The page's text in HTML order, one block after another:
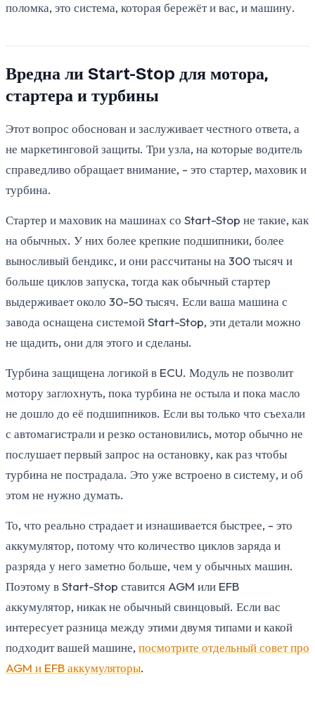
поломка, это система, которая бережёт и вас, и машину.
Вредна ли Start-Stop для мотора,
стартера и турбины
Этот вопрос обоснован и заслуживает честного ответа, а
не маркетинговой защиты. Три узла, на которые водитель
справедливо обращает внимание, - это стартер, маховик и
турбина.
Стартер и маховик на машинах со Start-Stop не такие, как
на обычных. У них более крепкие подшипники, более
выносливый бендикс, и они рассчитаны на 300 тысяч и
больше циклов запуска, тогда как обычный стартер
выдерживает около 30-50 тысяч. Если ваша машина с
завода оснащена системой Start-Stop, эти детали можно
не щадить, они для этого и сделаны.
Турбина защищена логикой в ECU. Модуль не позволит
мотору заглохнуть, пока турбина не остыла и пока масло
не дошло до её подшипников. Если вы только что съехали
с автомагистрали и резко остановились, мотор обычно не
послушает первый запрос на остановку, как раз чтобы
турбина не пострадала. Это уже встроено в систему, и об
этом не нужно думать.
То, что реально страдает и изнашивается быстрее, - это
аккумулятор, потому что количество циклов заряда и
разряда у него заметно больше, чем у обычных машин.
Поэтому в Start-Stop ставится AGM или EFB
аккумулятор, никак не обычный свинцовый. Если вас
интересует разница между этими двумя типами и какой
подходит вашей машине, посмотрите отдельный совет про
AGM и EFB аккумуляторы.